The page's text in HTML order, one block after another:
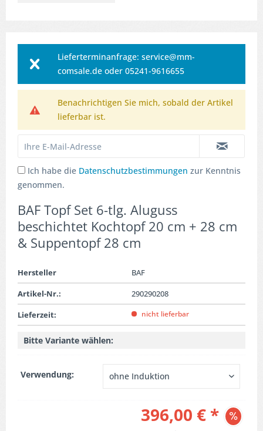
Lieferterminanfrage: service@mm-
comsale.de oder 05241-9616655
Benachrichtigen Sie mich, sobald der Artikel
lieferbar ist.
Ich habe die Datenschutzbestimmungen zur Kenntnis
genommen.
BAF Topf Set 6-tlg. Aluguss
beschichtet Kochtopf 20 cm + 28 cm
& Suppentopf 28 cm
Hersteller
BAF
Artikel-Nr.:
290290208
Lieferzeit:
nicht lieferbar
Bitte Variante wählen:
Verwendung:
396,00 € *